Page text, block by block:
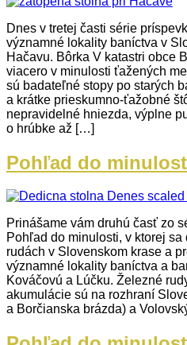
Dnes v tretej časti série
významné lokality baníctva v
Hačavu. Bôrka V katastri obce
viacero v minulosti ťažených
sú badateľné stopy po starých
a krátke prieskumno-ťažobné
nepravidelné hniezda, výplne
o hrúbke až […]
Pohľad do
Prinášame vám druhú časť zo
Pohľad do minulosti, v ktorej
rudách v Slovenskom krase a
významné lokality baníctva a
Kováčovú a Lúčku. Železné
akumulácie sú na rozhraní
a Borčianska brázda) a